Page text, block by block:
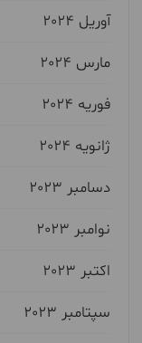
آوریل 2024
مارس 2024
فوریه 2024
ژانویه 2024
دسامبر 2023
نوامبر 2023
اکتبر 2023
سپتامبر 2023